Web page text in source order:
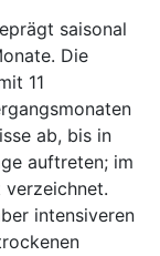
saisonal
Die
11
ab, bis in
auftreten; im
intensiveren